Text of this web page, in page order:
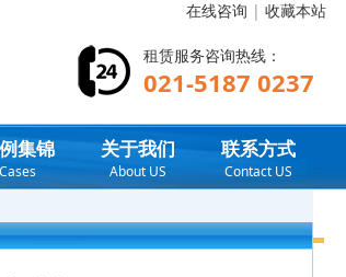
在线咨询 | 收藏本站
租赁服务咨询热线：
021-5187 0237
集锦
Cases
关于我们
About US
联系方式
Contact US